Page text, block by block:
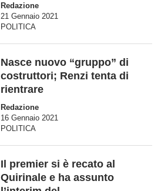
Redazione
21 Gennaio 2021
POLITICA
Nasce nuovo “gruppo” di
costruttori; Renzi tenta di
rientrare
Redazione
16 Gennaio 2021
POLITICA
Il premier si è recato al
Quirinale e ha assunto